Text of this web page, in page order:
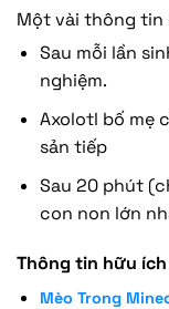
Một vài thông tin
Sau mỗi lần
nghiệm.
Axolotl bố mẹ
sản tiếp
Sau 20 phút
con non lớn
Thông tin hữu ích
Mèo Trong